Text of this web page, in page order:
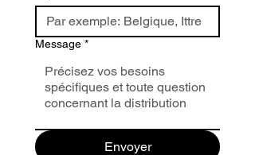
Message *
Envoyer